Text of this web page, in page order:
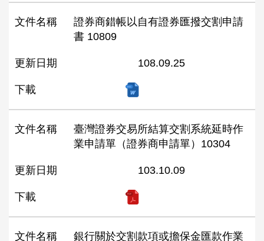
文件名稱
證券商錯帳以自有證券匯撥交割申請
書 10809
更新日期 108.09.25
下載
文件名稱
臺灣證券交易所結算交割系統延時作
業申請單（證券商申請單）10304
更新日期 103.10.09
下載
文件名稱
銀行關於交割款項或擔保金匯款作業